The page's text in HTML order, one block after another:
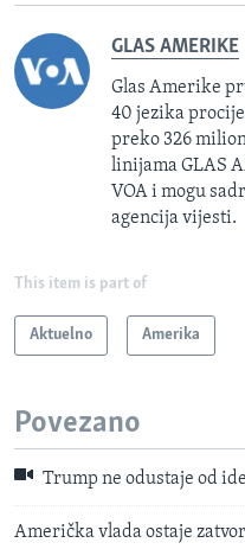
GLAS AMERIKE
Glas Amerike
40 jezika
preko 326
linijama GLAS
VOA i mogu
agencija vijesti.
This item is part of
Aktuelno Amerika
Povezano
Trump ne odustaje od
Američka vlada ostaje